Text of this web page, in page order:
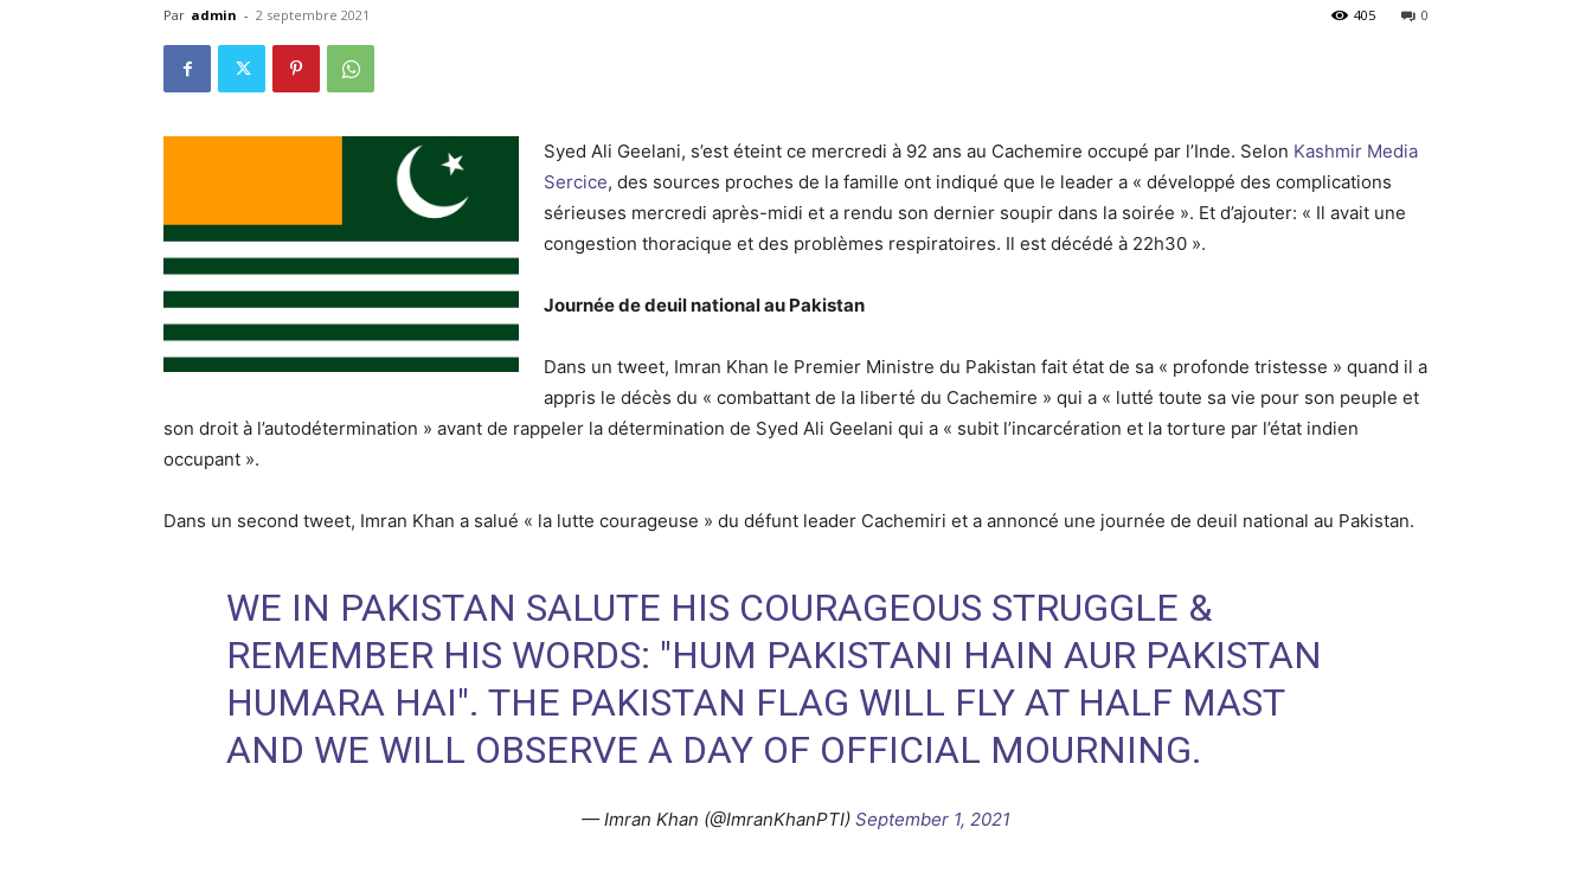
Par admin - 2 septembre 2021 0
405
Syed Ali Geelani, s’est éteint ce mercredi à 92 ans au Cachemire occupé par l’Inde. Selon Kashmir Media
Sercice, des sources proches de la famille ont indiqué que le leader a « développé des complications
sérieuses mercredi après-midi et a rendu son dernier soupir dans la soirée ». Et d’ajouter: « Il avait une
congestion thoracique et des problèmes respiratoires. Il est décédé à 22h30 ».
Journée de deuil national au Pakistan
Dans un tweet, Imran Khan le Premier Ministre du Pakistan fait état de sa « profonde tristesse » quand il a
appris le décès du « combattant de la liberté du Cachemire » qui a « lutté toute sa vie pour son peuple et
son droit à l’autodétermination » avant de rappeler la détermination de Syed Ali Geelani qui a « subit l’incarcération et la torture par l’état indien
occupant ».
Dans un second tweet, Imran Khan a salué « la lutte courageuse » du défunt leader Cachemiri et a annoncé une journée de deuil national au Pakistan.
WE IN PAKISTAN SALUTE HIS COURAGEOUS STRUGGLE &
REMEMBER HIS WORDS: "HUM PAKISTANI HAIN AUR PAKISTAN
HUMARA HAI". THE PAKISTAN FLAG WILL FLY AT HALF MAST
AND WE WILL OBSERVE A DAY OF OFFICIAL MOURNING.
— Imran Khan (@ImranKhanPTI) September 1, 2021